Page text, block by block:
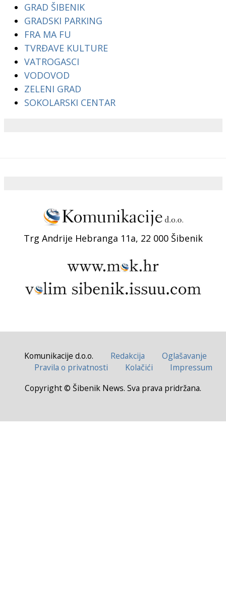
GRAD ŠIBENIK
GRADSKI PARKING
FRA MA FU
TVRĐAVE KULTURE
VATROGASCI
VODOVOD
ZELENI GRAD
SOKOLARSKI CENTAR
Trg Andrije Hebranga 11a, 22 000 Šibenik
Komunikacije d.o.o. Redakcija
Oglašavanje
Pravila o privatnosti
Kolačići
Impressum
Copyright © Šibenik News. Sva prava pridržana.